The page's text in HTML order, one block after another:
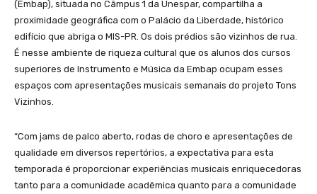
(Embap), situada no Câmpus 1 da Unespar, compartilha a
proximidade geográfica com o Palácio da Liberdade, histórico
edifício que abriga o MIS-PR. Os dois prédios são vizinhos de rua.
É nesse ambiente de riqueza cultural que os alunos dos cursos
superiores de Instrumento e Música da Embap ocupam esses
espaços com apresentações musicais semanais do projeto Tons
Vizinhos.
“Com jams de palco aberto, rodas de choro e apresentações de
qualidade em diversos repertórios, a expectativa para esta
temporada é proporcionar experiências musicais enriquecedoras
tanto para a comunidade acadêmica quanto para a comunidade